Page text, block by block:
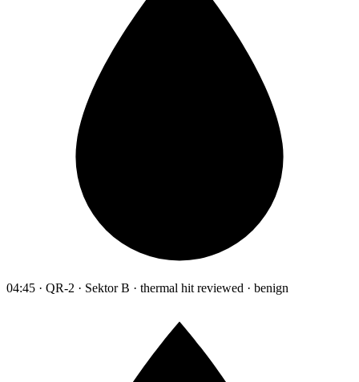
04:45 · QR-2 · Sektor B · thermal hit reviewed · benign